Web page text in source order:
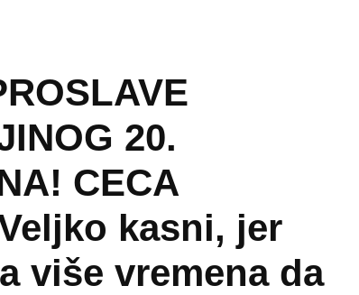
20.
CECA
kasni, jer
više vremena da